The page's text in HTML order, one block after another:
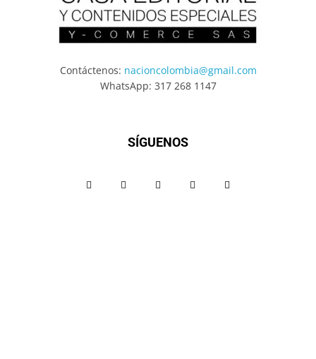
Contáctenos: nacioncolombia@gmail.com
WhatsApp: 317 268 1147
SÍGUENOS